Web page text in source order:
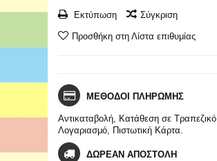
Εκτύπωση Σύγκριση
Προσθήκη στη Λίστα επιθυμίας
ΜΕΘΟΔΟΙ ΠΛΗΡΩΜΗΣ
Αντικαταβολή, Κατάθεση σε Τραπεζικό
Λογαριασμό, Πιστωτική Κάρτα.
ΔΩΡΕΑΝ ΑΠΟΣΤΟΛΗ